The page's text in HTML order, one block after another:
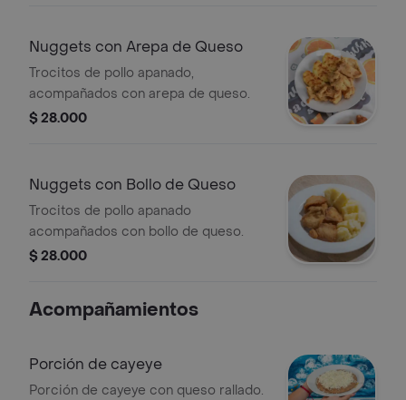
Nuggets con Arepa de Queso
Trocitos de pollo apanado,
acompañados con arepa de queso.
$ 28.000
Nuggets con Bollo de Queso
Trocitos de pollo apanado
acompañados con bollo de queso.
$ 28.000
Acompañamientos
Porción de cayeye
Porción de cayeye con queso rallado.